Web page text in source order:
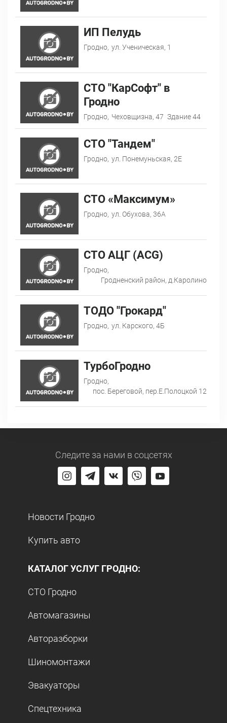
ИП Пелудь
Гродно, ул. Ученическая, 1
СТО "КарСофт" в
Гродно
Гродно, Чеховщизна, 47 Здание 44
СТО "Тандем"
Гродно, ул. Понемуньская, 2Е
СТО «Максимум»
Гродно, ул. Обухова, 36А
СТО АЦГ (ACG)
Гродно,
Гродненский район, д.Каролино
ТОДО "Грокард"
Гродно, ул. Карского, 4Б
ТурбоГродно
Гродно,
пос. Береговой, пер.Е.Полоцкой 12
Следите за нами в соцсетях
Новости Гродно
Купить авто
КАТАЛОГ УСЛУГ ГРОДНО:
СТО Гродно
Автомагазины
Авторазборки
Шиномонтажи
Эвакуаторы
Спецтехника